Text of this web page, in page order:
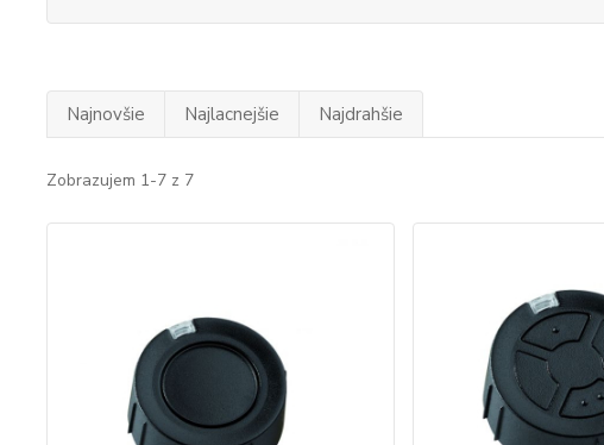
Najnovšie Najlacnejšie Najdrahšie
Zobrazujem 1-7 z 7